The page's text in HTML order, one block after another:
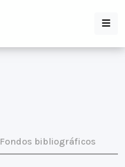
Fondos bibliográficos